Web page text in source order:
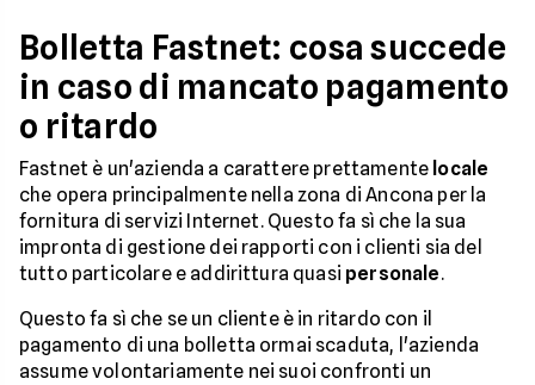
Bolletta Fastnet: cosa succede
in caso di mancato pagamento
o ritardo
Fastnet è un'azienda a carattere prettamente locale
che opera principalmente nella zona di Ancona per la
fornitura di servizi Internet. Questo fa sì che la sua
impronta di gestione dei rapporti con i clienti sia del
tutto particolare e addirittura quasi personale.
Questo fa sì che se un cliente è in ritardo con il
pagamento di una bolletta ormai scaduta, l'azienda
assume volontariamente nei suoi confronti un